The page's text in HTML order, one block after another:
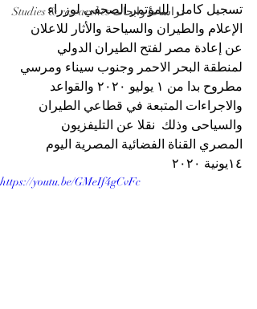
Studies & researches دراسات وابحاث
تسجيل كامل  للمؤتمر الصحفي لوزراء
الإعلام والطيران والسياحة والأثار للاعلان
عن إعادة مصر لفتح الطيران الدولي
لمنطقة البحر الاحمر وجنوب سيناء ومرسي
مطروح بدا من ١ يوليو ٢٠٢٠ والقواعد
والاجراءات المتبعة في قطاعي الطيران
والسياحى وذلك  نقلا عن التليفزيون
المصري القناة الفضائية المصرية اليوم
١٤يونية ٢٠٢٠
https://youtu.be/GMeIf4gCvFc